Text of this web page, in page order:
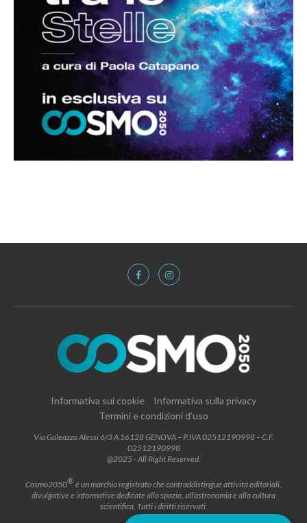
Informativa sui cookie
Informativa sulla privacy
Termini e condizioni d’uso
Via Galeazzo Alessi 6/3 A 16128 GENOVA – P.IVA 02512190998 – C.F.
02512190998
@2025 - All Right Reserved.
Cosmo2050®è un marchio registrato che contraddistingue attività editoriali,
divulgative e informative dedicate allo spazio, all’astronomia e alla cultura
scientifica. Tutti i diritti riservati.